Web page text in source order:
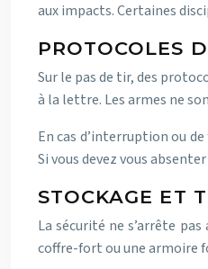
aux impacts. Certaines
PROTOCOLES
Sur le pas de tir, des
à la lettre. Les armes ne
En cas d’interruption ou
Si vous devez vous
STOCKAGE ET
La sécurité ne s’arrête
coffre-fort ou une armoire